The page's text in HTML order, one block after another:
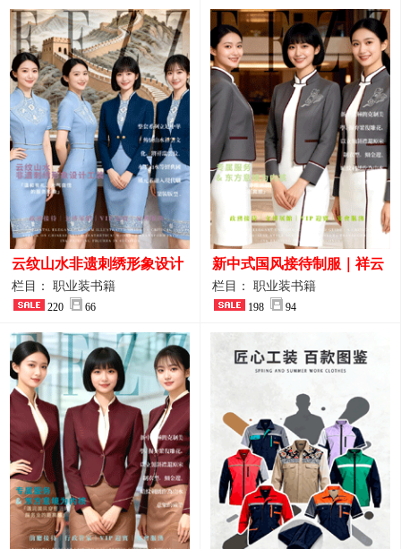
云纹山水非遗刺绣形象设计
工装｜会议礼仪接待人员制
服画册
栏目： 职业装书籍
220 66
新中式国风接待制服｜祥云
刺绣打造高端厅堂东方美学
栏目： 职业装书籍
198 94